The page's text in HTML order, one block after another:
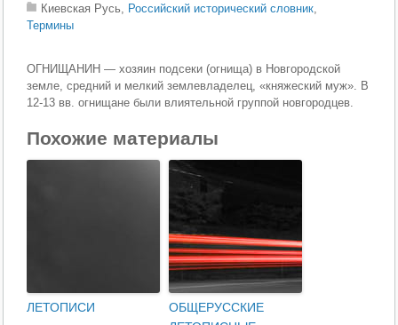
Киевская Русь, Российский исторический словник,
Термины
ОГНИЩАНИН — хозяин подсеки (огнища) в Новгородской
земле, средний и мелкий землевладелец, «княжеский муж». В
12-13 вв. огнищане были влиятельной группой новгородцев.
Похожие материалы
ЛЕТОПИСИ
ОБЩЕРУССКИЕ